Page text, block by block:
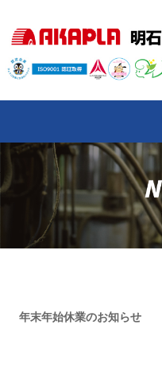
年末年始休業のお知らせ